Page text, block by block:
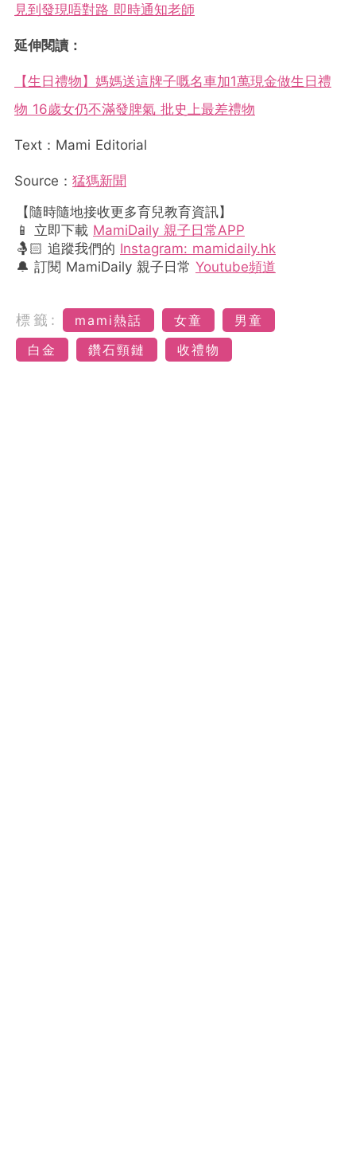
見到發現唔對路 即時通知老師
延伸閱讀：
【生日禮物】媽媽送這牌子嘅名車加1萬現金做生日禮
物 16歲女仍不滿發脾氣 批史上最差禮物
Text：Mami Editorial
Source： 猛獁新聞
【隨時隨地接收更多育兒教育資訊】
📱 立即下載 MamiDaily 親子日常APP
🤱🏻 追蹤我們的 Instagram: mamidaily.hk
🔔 訂閱 MamiDaily 親子日常 Youtube頻道
標籤: mami熱話 女童
男童
白金
鑽石頸鏈 收禮物